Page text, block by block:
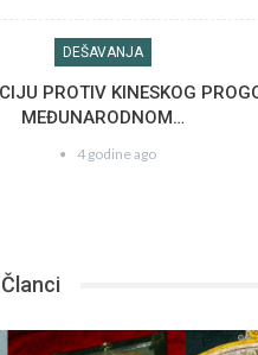
DEŠAVANJA
PROTIV KINESKOG
MEĐUNARODNOM…
4 godine ago